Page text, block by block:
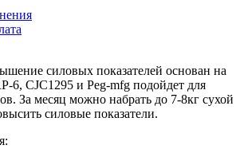
силовых показателей основан на
6, CJC1295 и Peg-mfg подойдет для
За месяц можно набрать до 7-8кг сухой
силовые показатели.